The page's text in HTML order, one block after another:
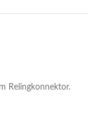
Relingkonnektor.